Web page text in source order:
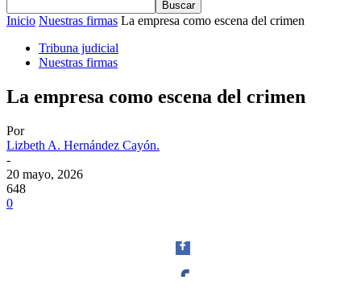
Inicio Nuestras firmas La empresa como escena del crimen
Tribuna judicial
Nuestras firmas
La empresa como escena del crimen
Por
Lizbeth A. Hernández Cayón.
-
20 mayo, 2026
648
0